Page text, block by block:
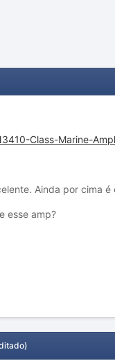
Class-Marine-
Ainda por cima
esse amp?